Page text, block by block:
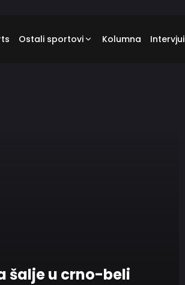
Ostali sportovi Kolumna Intervjui
šalje u crno-beli